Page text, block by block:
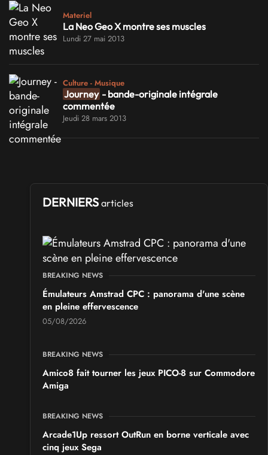
Materiel
La Neo Geo X montre ses muscles
Lundi 27 mai 2013
Culture - Musique
Journey - bande-originale intégrale
commentée
Jeudi 28 mars 2013
DERNIERS articles
BREAKING NEWS
Émulateurs Amstrad CPC : panorama d'une scène
en pleine effervescence
05/08/2026
BREAKING NEWS
Amico8 fait tourner les jeux PICO-8 sur Commodore
Amiga
BREAKING NEWS
Arcade1Up ressort OutRun en borne verticale avec
cinq jeux Sega